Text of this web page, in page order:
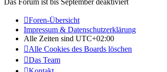
Das Forum ist bis September deaktiviert
Foren-Übersicht
Impressum & Datenschutzerklärung
Alle Zeiten sind UTC+02:00
Alle Cookies des Boards löschen
Das Team